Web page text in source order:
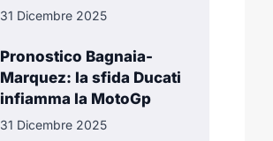
31 Dicembre 2025
Pronostico Bagnaia-
Marquez: la sfida Ducati
infiamma la MotoGp
31 Dicembre 2025